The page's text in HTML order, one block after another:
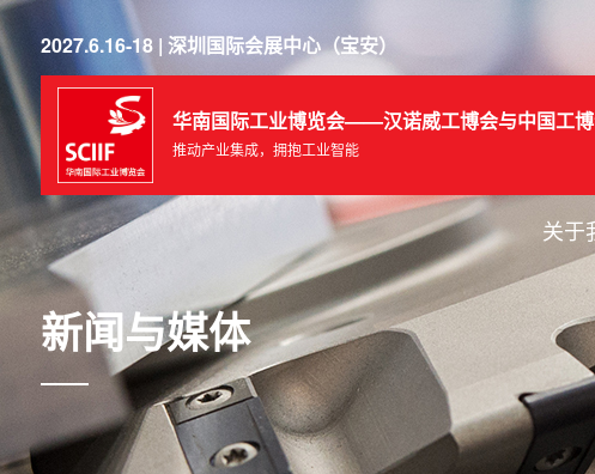
2027.6.16-18 | 深圳国际会展中心（宝安）
华南国际工业博览会——汉诺威工博会与中国工
推动产业集成，拥抱工业智能
关于
新闻与媒体